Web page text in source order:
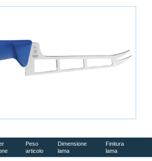
Peso
articolo
Dimensione
lama
Finitura
lama